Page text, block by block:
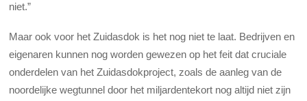
niet.”
Maar ook voor het Zuidasdok is het nog niet te laat. Bedrijven en
eigenaren kunnen nog worden gewezen op het feit dat cruciale
onderdelen van het Zuidasdokproject, zoals de aanleg van de
noordelijke wegtunnel door het miljardentekort nog altijd niet zijn